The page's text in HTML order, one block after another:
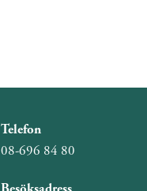
Telefon
08-696 84 80